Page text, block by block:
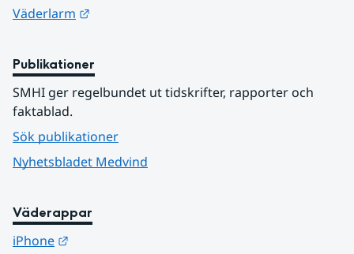
Väderlarm
Publikationer
SMHI ger regelbundet ut tidskrifter, rapporter och
faktablad.
Sök publikationer
Nyhetsbladet Medvind
Väderappar
iPhone